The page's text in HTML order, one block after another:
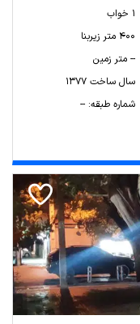
1 خواب
400 متر زیربنا
-- متر زمین
سال ساخت 1377
شماره طبقه: --